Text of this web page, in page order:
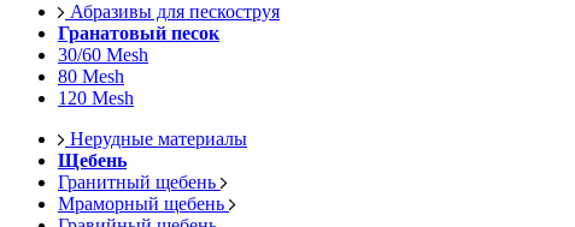
Абразивы для пескоструя
Гранатовый песок
30/60 Mesh
80 Mesh
120 Mesh
Нерудные материалы
Щебень
Гранитный щебень
Мраморный щебень